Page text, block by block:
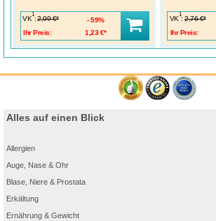
VK
1
: 2,99 €*
Ihr Preis:
1,23 €*
59% VK
1
: 2,76 €*
Ihr Preis:
Alles auf einen Blick
Allergien
Auge, Nase & Ohr
Blase, Niere & Prostata
Erkältung
Ernährung & Gewicht